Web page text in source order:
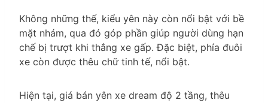
Không những thế, kiểu yên này còn nổi bật với bề
mặt nhám, qua đó góp phần giúp người dùng hạn
chế bị trượt khi thắng xe gấp. Đặc biệt, phía đuôi
xe còn được thêu chữ tinh tế, nổi bật.
Hiện tại, giá bán yên xe dream độ 2 tầng, thêu